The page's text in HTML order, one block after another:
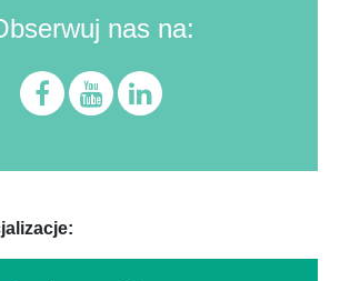
nas na: